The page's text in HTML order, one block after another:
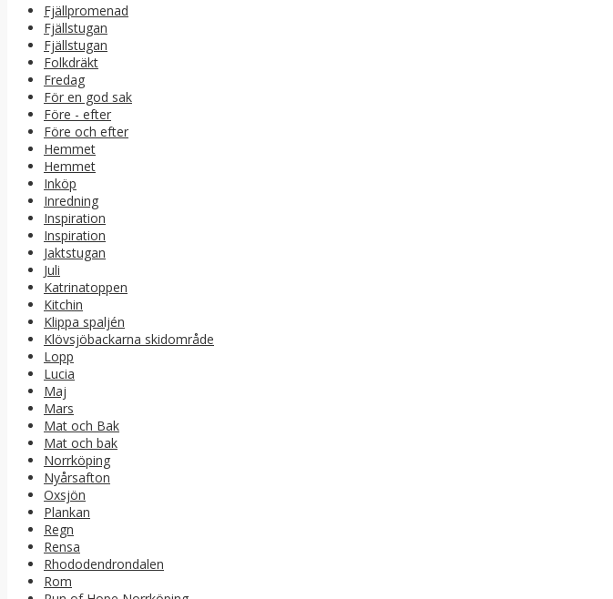
Fjällpromenad
Fjällstugan
Fjällstugan
Folkdräkt
Fredag
För en god sak
Före - efter
Före och efter
Hemmet
Hemmet
Inköp
Inredning
Inspiration
Inspiration
Jaktstugan
Juli
Katrinatoppen
Kitchin
Klippa spaljén
Klövsjöbackarna skidområde
Lopp
Lucia
Maj
Mars
Mat och Bak
Mat och bak
Norrköping
Nyårsafton
Oxsjön
Plankan
Regn
Rensa
Rhododendrondalen
Rom